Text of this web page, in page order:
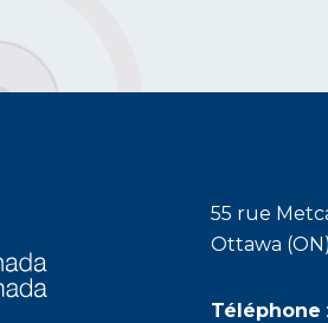
55 rue
Ottawa
Téléphone